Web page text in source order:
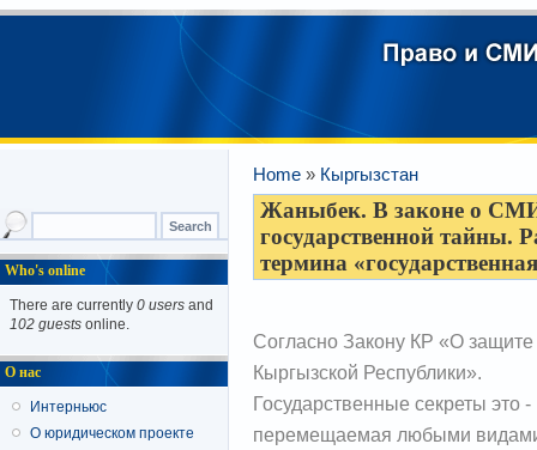
Home » Кыргызстан
Жаныбек. В законе о СМИ
государственной тайны.
термина
Согласно Закону КР «О защите
Кыргызской Республики».
Государственные секреты
перемещаемая любыми
Who's online
There are currently 0 users and
102 guests online.
О нас
Интерньюс
О юридическом проекте